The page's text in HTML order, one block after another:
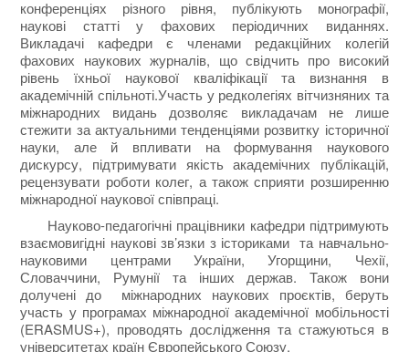
конференціях різного рівня, публікують монографії,
наукові статті у фахових періодичних виданнях.
Викладачі кафедри є членами редакційних колегій
фахових наукових журналів, що свідчить про високий
рівень їхньої наукової кваліфікації та визнання в
академічній спільноті.Участь у редколегіях вітчизняних та
міжнародних видань дозволяє викладачам не лише
стежити за актуальними тенденціями розвитку історичної
науки, але й впливати на формування наукового
дискурсу, підтримувати якість академічних публікацій,
рецензувати роботи колег, а також сприяти розширенню
міжнародної наукової співпраці.
Науково-педагогічні працівники кафедри підтримують
взаємовигідні наукові зв’язки з істориками та навчально-
науковими центрами України, Угорщини, Чехії,
Словаччини, Румунії та інших держав. Також вони
долучені до міжнародних наукових проєктів, беруть
участь у програмах міжнародної академічної мобільності
(ERASMUS+), проводять дослідження та стажуються в
університетах країн Європейського Союзу.